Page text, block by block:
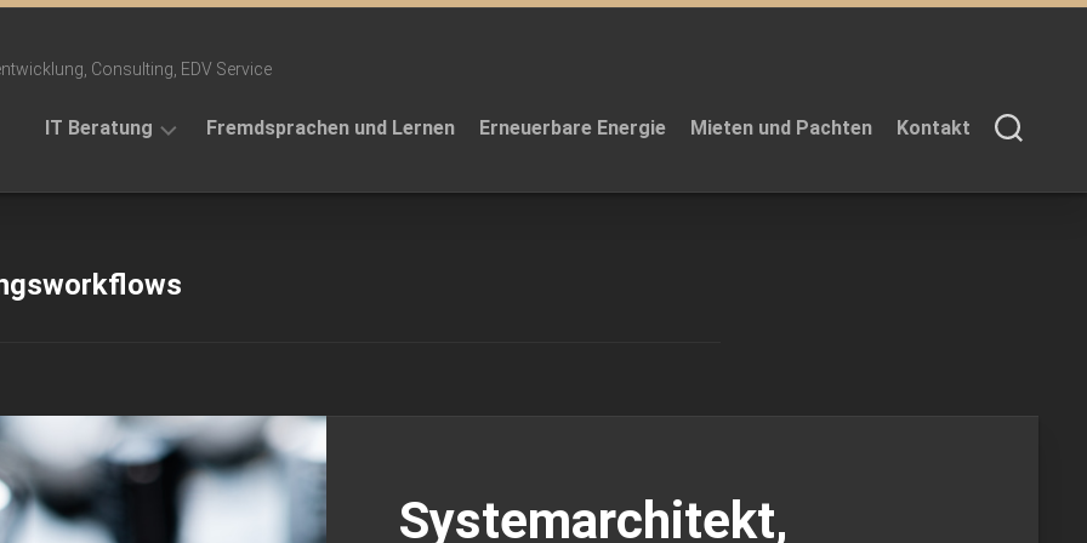
Consulting, EDV Service
IT Beratung Fremdsprachen und Lernen Erneuerbare Energie Mieten und Pachten Kontakt
Systemarchitekt,